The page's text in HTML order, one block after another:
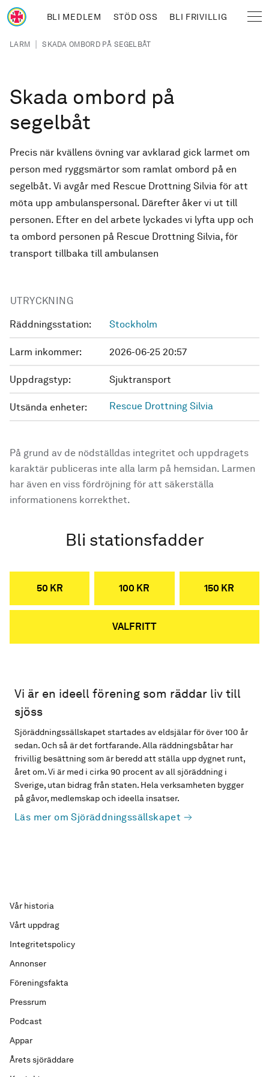
Hoppa till huvudinnehåll
BLI MEDLEM STÖD OSS BLI FRIVILLIG
Länkstig
LARM | SKADA OMBORD PÅ SEGELBÅT
Skada ombord på
segelbåt
Precis när kvällens övning var avklarad gick larmet om
person med ryggsmärtor som ramlat ombord på en
segelbåt. Vi avgår med Rescue Drottning Silvia för att
möta upp ambulanspersonal. Därefter åker vi ut till
personen. Efter en del arbete lyckades vi lyfta upp och
ta ombord personen på Rescue Drottning Silvia, för
transport tillbaka till ambulansen
UTRYCKNING
Räddningsstation: Stockholm
Larm inkommer: 2026-06-25 20:57
Uppdragstyp: Sjuktransport
Utsända enheter: Rescue Drottning Silvia
På grund av de nödställdas integritet och uppdragets
karaktär publiceras inte alla larm på hemsidan. Larmen
har även en viss fördröjning för att säkerställa
informationens korrekthet.
Bli stationsfadder
50 KR 100 KR 150 KR
VALFRITT
Vi är en ideell förening som räddar liv till
sjöss
Sjöräddningssällskapet startades av eldsjälar för över 100 år
sedan. Och så är det fortfarande. Alla räddningsbåtar har
frivillig besättning som är beredd att ställa upp dygnet runt,
året om. Vi är med i cirka 90 procent av all sjöräddning i
Sverige, utan bidrag från staten. Hela verksamheten bygger
på gåvor, medlemskap och ideella insatser.
Läs mer om Sjöräddningssällskapet
Vår historia
Vårt uppdrag
Integritetspolicy
Annonser
Föreningsfakta
Pressrum
Podcast
Appar
Årets sjöräddare